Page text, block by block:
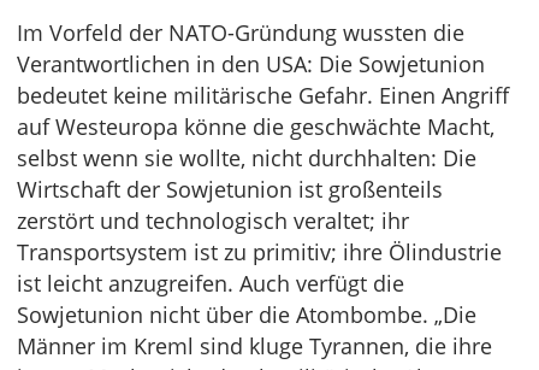
Im Vorfeld der NATO-Gründung wussten die
Verantwortlichen in den USA: Die Sowjetunion
bedeutet keine militärische Gefahr. Einen Angriff
auf Westeuropa könne die geschwächte Macht,
selbst wenn sie wollte, nicht durchhalten: Die
Wirtschaft der Sowjetunion ist großenteils
zerstört und technologisch veraltet; ihr
Transportsystem ist zu primitiv; ihre Ölindustrie
ist leicht anzugreifen. Auch verfügt die
Sowjetunion nicht über die Atombombe. „Die
Männer im Kreml sind kluge Tyrannen, die ihre